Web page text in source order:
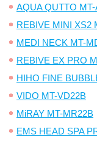
AQUA QUTTO
REBIVE MINI XS2
MEDI NECK MT-
REBIVE EX PRO
HIHO FINE
VIDO MT-VD22B
MiRAY MT-MR22B
EMS HEAD SPA